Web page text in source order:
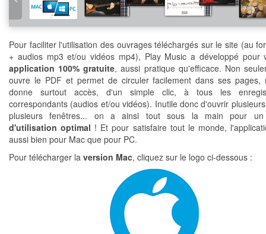
Pour faciliter l'utilisation des ouvrages téléchargés sur le site (au
+ audios mp3 et/ou vidéos mp4), Play Music a développé pour
application 100% gratuite, aussi pratique qu'efficace. Non
ouvre le PDF et permet de circuler facilement dans ses pages,
donne surtout accès, d'un simple clic, à tous les
correspondants (audios et/ou vidéos). Inutile donc d'ouvrir
plusieurs fenêtres... on a ainsi tout sous la main pour
d'utilisation optimal ! Et pour satisfaire tout le monde,
aussi bien pour Mac que pour PC.
Pour télécharger la version Mac, cliquez sur le logo ci-dessous :